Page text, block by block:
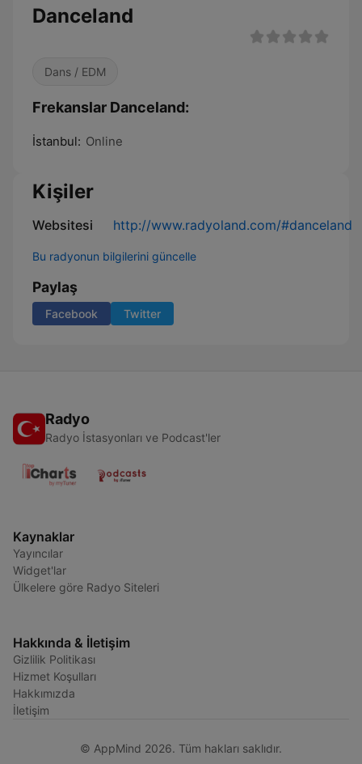
Danceland
Dans / EDM
Frekanslar Danceland:
İstanbul: Online
Kişiler
Websitesi http://www.radyoland.com/#danceland
Bu radyonun bilgilerini güncelle
Paylaş
Facebook Twitter
Radyo
Radyo İstasyonları ve Podcast'ler
Kaynaklar
Yayıncılar
Widget'lar
Ülkelere göre Radyo Siteleri
Hakkında & İletişim
Gizlilik Politikası
Hizmet Koşulları
Hakkımızda
İletişim
© AppMind 2026. Tüm hakları saklıdır.